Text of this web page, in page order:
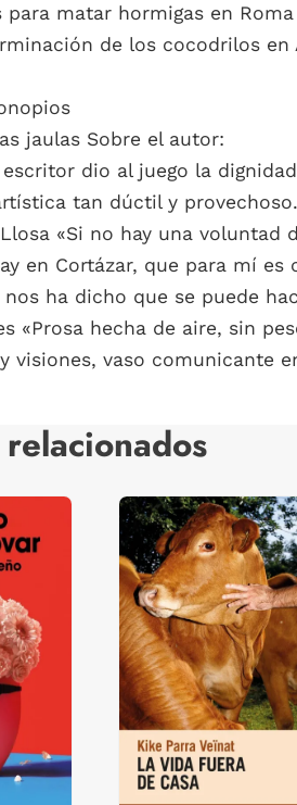
para matar hormigas en Roma
de los cocodrilos en
jaulas Sobre el autor:
dio al juego la
tan dúctil y
Llosa «Si no hay una
en Cortázar, que para mí
ha dicho que se puede
«Prosa hecha de aire, sin
visiones, vaso comunicante